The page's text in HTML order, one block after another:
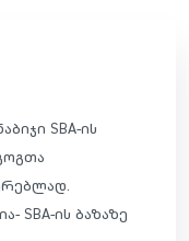
SBA-ის
SBA-ის ბაზაზე